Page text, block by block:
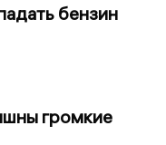
бензин
громкие